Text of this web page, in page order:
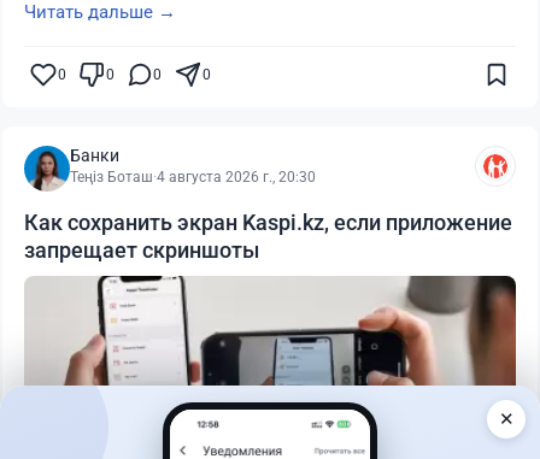
Читать дальше →
0 0 0 0
Банки
Теңіз Боташ·4 августа 2026 г., 20:30
Как сохранить экран Kaspi.kz, если приложение
запрещает скриншоты
✕